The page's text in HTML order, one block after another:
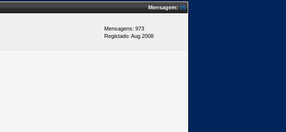
Mensagem:#5
Mensagens: 973
Registado: Aug 2008